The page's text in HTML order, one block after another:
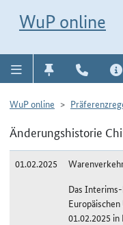
WuP online
WuP online
Änderungshistorie
01.02.2025
Das
01.02.2025